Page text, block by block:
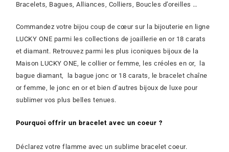
Bracelets, Bagues, Alliances, Colliers, Boucles d’oreilles …
Commandez votre bijou coup de cœur sur la bijouterie en ligne
LUCKY ONE parmi les collections de joaillerie en or 18 carats
et diamant. Retrouvez parmi les plus iconiques bijoux de la
Maison LUCKY ONE, le collier or femme, les créoles en or, la
bague diamant, la bague jonc or 18 carats, le bracelet chaîne
or femme, le jonc en or et bien d’autres bijoux de luxe pour
sublimer vos plus belles tenues.
Pourquoi offrir un bracelet avec un coeur ?
Déclarez votre flamme avec un sublime bracelet coeur.